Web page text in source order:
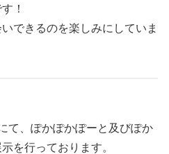
！
できるのを楽しみにしていま
て、ぽかぽかぽーと及びぽか
を行っております。